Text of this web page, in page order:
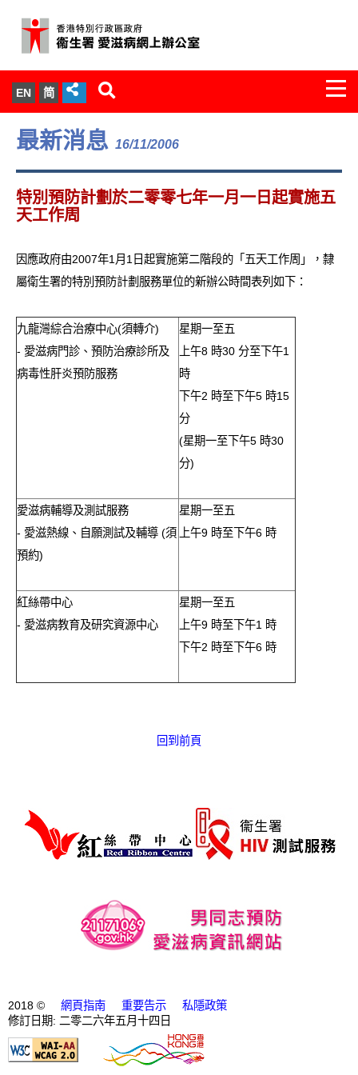
EN 简
關於我們
服務範圍
文件櫃
統計數字
愛滋病病毒感染與醫護人員專家組
愛滋病呈報表格
最新消息 16/11/2006
特別預防計劃於二零零七年一月一日起實施五
天工作周
因應政府由2007年1月1日起實施第二階段的「五天工作周」，隸
屬衛生署的特別預防計劃服務單位的新辦公時間表列如下：
九龍灣綜合治療中心(須轉介)
- 愛滋病門診、預防治療診所及
病毒性肝炎預防服務
星期一至五
上午8 時30 分至下午1
時
下午2 時至下午5 時15
分
(星期一至下午5 時30
分)
愛滋病輔導及測試服務
- 愛滋熱線、自願測試及輔導 (須
預約)
星期一至五
上午9 時至下午6 時
紅絲帶中心
- 愛滋病教育及研究資源中心
星期一至五
上午9 時至下午1 時
下午2 時至下午6 時
回到前頁
2018 © 網頁指南 重要告示
私隱政策
修訂日期: 二零二六年五月十四日